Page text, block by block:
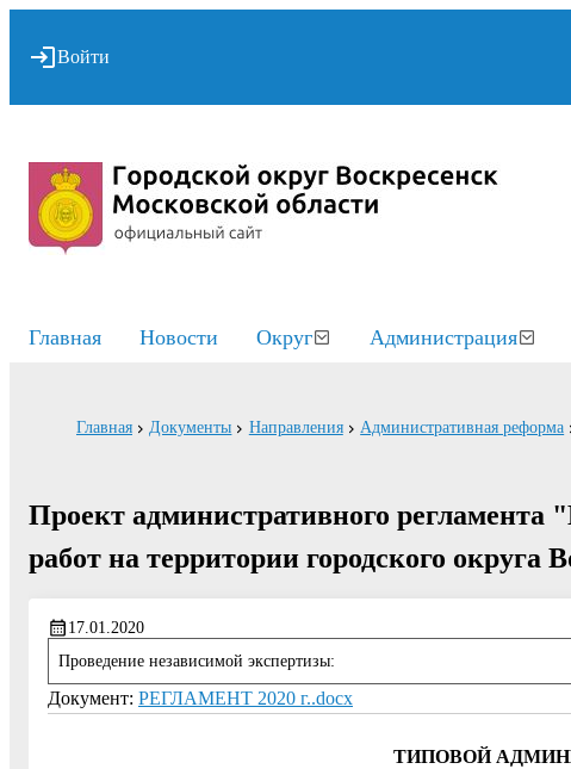
Войти
Главная Новости Округ Администрация
Главная Документы Направления Административная реформа
Проект административного регламента
работ на территории городского округа
17.01.2020
Проведение независимой экспертизы:
Документ: РЕГЛАМЕНТ 2020 г..docx
ТИПОВОЙ